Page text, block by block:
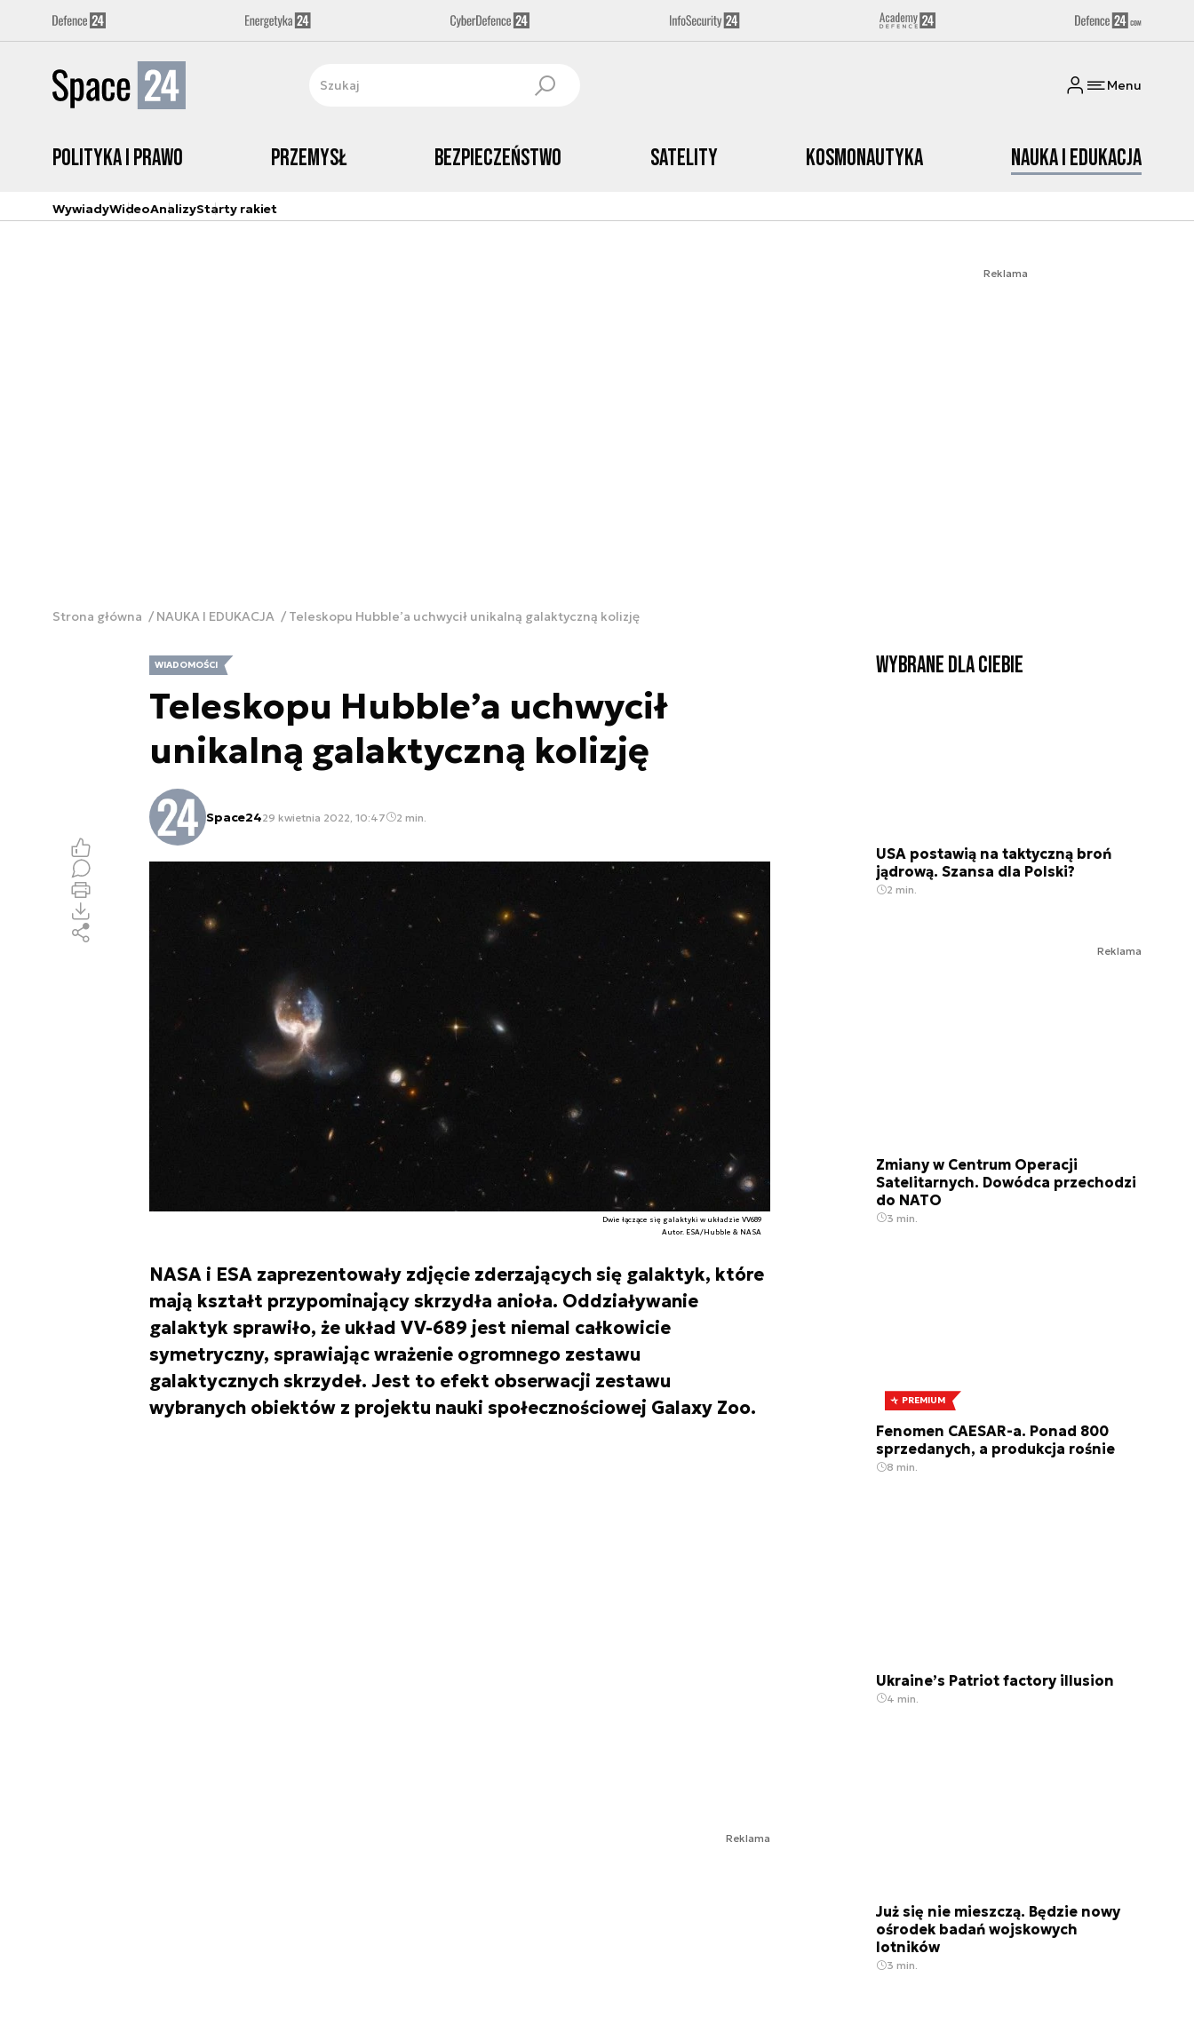
Menu
Polityka i prawo Przemysł Bezpieczeństwo Satelity Kosmonautyka Nauka i edukacja
WywiadyWideoAnalizyStarty rakiet
Reklama
Strona główna NAUKA I EDUKACJA Teleskopu Hubble’a uchwycił unikalną galaktyczną kolizję
WIADOMOŚCI
Teleskopu Hubble’a uchwycił
unikalną galaktyczną kolizję
Space2429 kwietnia 2022, 10:47 2 min.
Dwie łączące się galaktyki w układzie VV689
Autor. ESA/Hubble & NASA
NASA i ESA zaprezentowały zdjęcie zderzających się galaktyk, które
mają kształt przypominający skrzydła anioła. Oddziaływanie
galaktyk sprawiło, że układ VV-689 jest niemal całkowicie
symetryczny, sprawiając wrażenie ogromnego zestawu
galaktycznych skrzydeł. Jest to efekt obserwacji zestawu
wybranych obiektów z projektu nauki społecznościowej Galaxy Zoo.
Reklama
Wybrane dla Ciebie
USA postawią na taktyczną broń
jądrową. Szansa dla Polski?
2 min.
Reklama
Zmiany w Centrum Operacji
Satelitarnych. Dowódca przechodzi
do NATO
3 min.
PREMIUM
Fenomen CAESAR-a. Ponad 800
sprzedanych, a produkcja rośnie
8 min.
Ukraine’s Patriot factory illusion
4 min.
Już się nie mieszczą. Będzie nowy
ośrodek badań wojskowych
lotników
3 min.